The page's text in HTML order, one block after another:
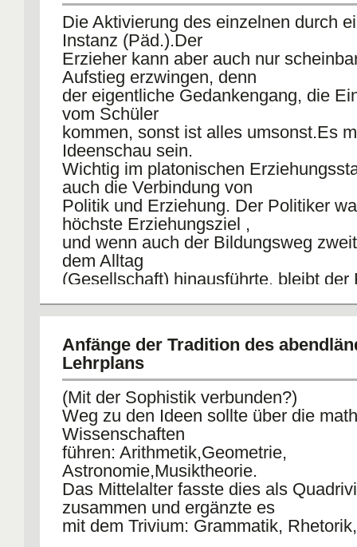
Die Aktivierung des einzelnen durch
Instanz (Päd.).Der
Erzieher kann aber auch nur
Aufstieg erzwingen, denn
der eigentliche Gedankengang, die
vom Schüler
kommen, sonst ist alles umsonst.Es
Ideenschau sein.
Wichtig im platonischen
auch die Verbindung von
Politik und Erziehung. Der Politiker
höchste Erziehungsziel ,
und wenn auch der Bildungsweg
dem Alltag
(Gesellschaft) hinausführte, bleibt der
und Mitwirkung an staatlicher
Resultat sein.
Es war ein langer Bildungsweg
politisch relevant zu
werden.Der Bildungsweg ist vom
theoretischer und
praktischer Tätigkeit und vom
Militädienstes
gekennzeichnet, auserdem von
rekurrenter
Edukation.
Die Wissenden sind die Erzieher,
Politiker, im Notfall
Anfänge der Tradition des
Lehrplans
(Mit der Sophistik verbunden?)
Weg zu den Ideen sollte über die
Wissenschaften
führen: Arithmetik,Geometrie,
Astronomie,Musiktheorie.
Das Mittelalter fasste dies als
zusammen und ergänzte es
mit dem Trivium: Grammatik,